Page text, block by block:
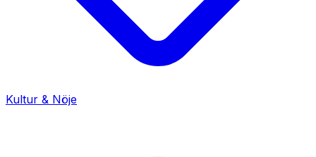
Kultur & Nöje